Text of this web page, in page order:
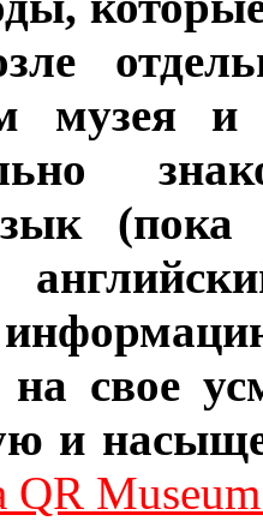
музея и
(пока
на свое
и
QR